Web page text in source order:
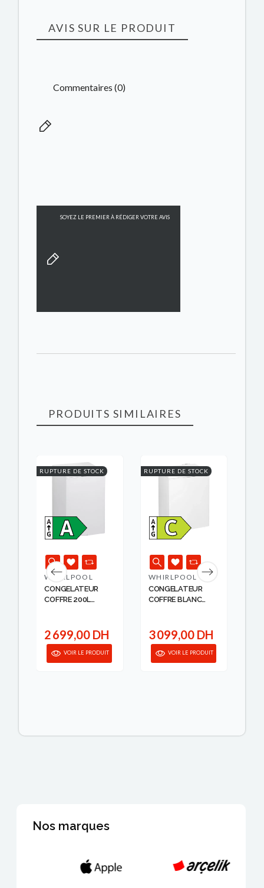
AVIS SUR LE PRODUIT
Commentaires (0)
SOYEZ LE PREMIER À RÉDIGER VOTRE AVIS
PRODUITS SIMILAIRES
RUPTURE DE STOCK
WHIRLPOOL
CONGELATEUR
COFFRE 200L
2 699,00 DH
VOIR LE PRODUIT
RUPTURE DE STOCK
WHIRLPOOL
CONGELATEUR
COFFRE BLANC
3 099,00 DH
VOIR LE PRODUIT
Nos marques